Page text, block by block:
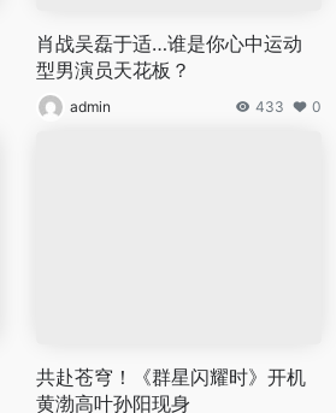
肖战吴磊于适…谁是你心中运动
型男演员天花板？
admin 433 0
共赴苍穹！《群星闪耀时》开机
黄渤高叶孙阳现身